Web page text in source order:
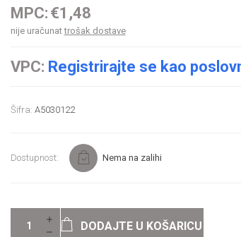
MPC: €1,48
nije uračunattrošak dostave
VPC: Registrirajte se kao
Šifra: A5030122
Dostupnost: Nema na zalihi
DODAJTE U KOŠARICU